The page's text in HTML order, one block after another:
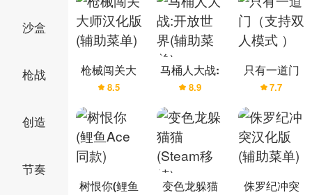
沙盒
枪战
创造
节奏
枪械闯关大
师汉化版(辅
助菜单)
8.5
马桶人大战:
开放世界(辅
助菜单)
8.9
只有一道门
（支持双人
模式 ）
7.7
树恨你(鲤鱼
变色龙躲猫
侏罗纪冲突